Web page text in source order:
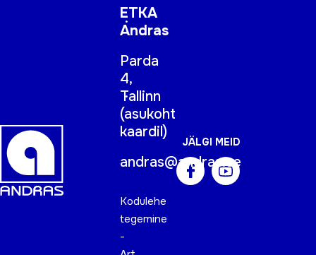
ETKA
Andras
Parda
4,
Tallinn
(asukoht
kaardil)
andras@andras.ee
Kodulehe
tegemine
-
JÄLGI MEID